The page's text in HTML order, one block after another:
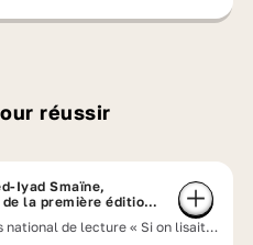
réussir
Iyad Smaïne,
de la première édition
national de lecture « Si on lisait à